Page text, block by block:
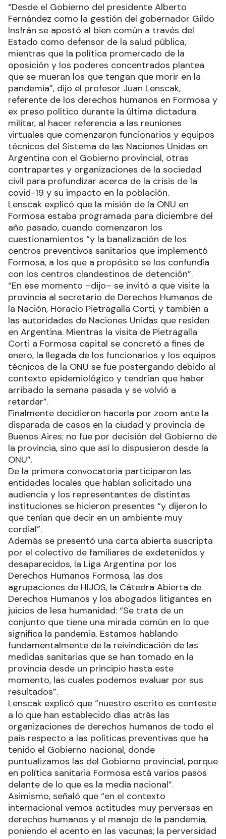
“Desde el Gobierno del presidente Alberto
Fernández como la gestión del gobernador Gildo
Insfrán se apostó al bien común a través del
Estado como defensor de la salud pública,
mientras que la política promercado de la
oposición y los poderes concentrados plantea
que se mueran los que tengan que morir en la
pandemia”, dijo el profesor Juan Lenscak,
referente de los derechos humanos en Formosa y
ex preso político durante la última dictadura
militar, al hacer referencia a las reuniones
virtuales que comenzaron funcionarios y equipos
técnicos del Sistema de las Naciones Unidas en
Argentina con el Gobierno provincial, otras
contrapartes y organizaciones de la sociedad
civil para profundizar acerca de la crisis de la
covid-19 y su impacto en la población.
Lenscak explicó que la misión de la ONU en
Formosa estaba programada para diciembre del
año pasado, cuando comenzaron los
cuestionamientos “y la banalización de los
centros preventivos sanitarios que implementó
Formosa, a los que a propósito se los confundía
con los centros clandestinos de detención”.
“En ese momento –dijo– se invitó a que visite la
provincia al secretario de Derechos Humanos de
la Nación, Horacio Pietragalla Corti, y también a
las autoridades de Naciones Unidas que residen
en Argentina. Mientras la visita de Pietragalla
Corti a Formosa capital se concretó a fines de
enero, la llegada de los funcionarios y los equipos
técnicos de la ONU se fue postergando debido al
contexto epidemiológico y tendrían que haber
arribado la semana pasada y se volvió a
retardar”.
Finalmente decidieron hacerla por zoom ante la
disparada de casos en la ciudad y provincia de
Buenos Aires; no fue por decisión del Gobierno de
la provincia, sino que así lo dispusieron desde la
ONU”.
De la primera convocatoria participaron las
entidades locales que habían solicitado una
audiencia y los representantes de distintas
instituciones se hicieron presentes “y dijeron lo
que tenían que decir en un ambiente muy
cordial”.
Además se presentó una carta abierta suscripta
por el colectivo de familiares de exdetenidos y
desaparecidos, la Liga Argentina por los
Derechos Humanos Formosa, las dos
agrupaciones de HIJOS, la Cátedra Abierta de
Derechos Humanos y los abogados litigantes en
juicios de lesa humanidad: “Se trata de un
conjunto que tiene una mirada común en lo que
significa la pandemia. Estamos hablando
fundamentalmente de la reivindicación de las
medidas sanitarias que se han tomado en la
provincia desde un principio hasta este
momento, las cuales podemos evaluar por sus
resultados”.
Lenscak explicó que “nuestro escrito es conteste
a lo que han establecido días atrás las
organizaciones de derechos humanos de todo el
país respecto a las políticas preventivas que ha
tenido el Gobierno nacional, donde
puntualizamos las del Gobierno provincial, porque
en política sanitaria Formosa está varios pasos
delante de lo que es la media nacional”.
Asimismo, señaló que “en el contexto
internacional vemos actitudes muy perversas en
derechos humanos y el manejo de la pandemia,
poniendo el acento en las vacunas; la perversidad